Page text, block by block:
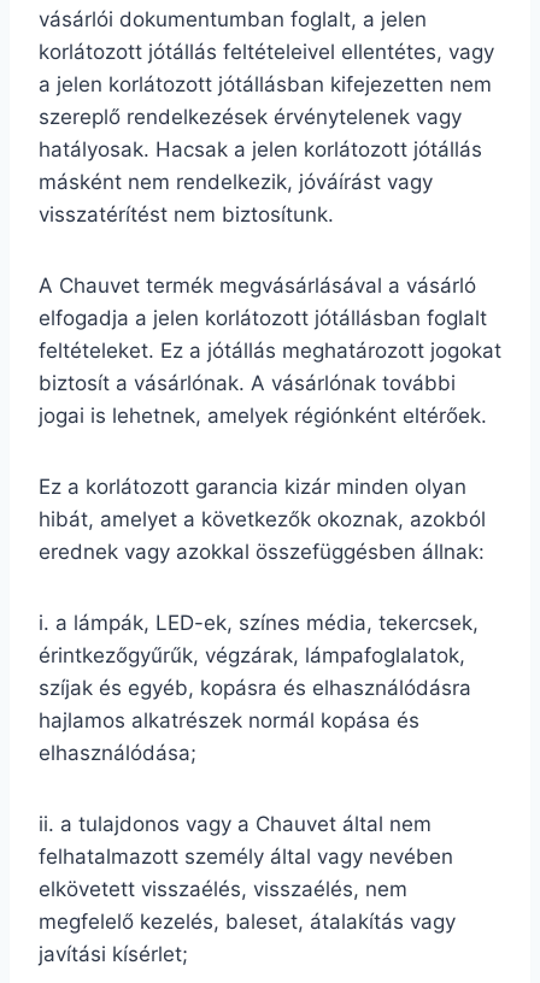
vásárlói dokumentumban foglalt, a jelen
korlátozott jótállás feltételeivel ellentétes, vagy
a jelen korlátozott jótállásban kifejezetten nem
szereplő rendelkezések érvénytelenek vagy
hatályosak. Hacsak a jelen korlátozott jótállás
másként nem rendelkezik, jóváírást vagy
visszatérítést nem biztosítunk.
A Chauvet termék megvásárlásával a vásárló
elfogadja a jelen korlátozott jótállásban foglalt
feltételeket. Ez a jótállás meghatározott jogokat
biztosít a vásárlónak. A vásárlónak további
jogai is lehetnek, amelyek régiónként eltérőek.
Ez a korlátozott garancia kizár minden olyan
hibát, amelyet a következők okoznak, azokból
erednek vagy azokkal összefüggésben állnak:
i. a lámpák, LED-ek, színes média, tekercsek,
érintkezőgyűrűk, végzárak, lámpafoglalatok,
szíjak és egyéb, kopásra és elhasználódásra
hajlamos alkatrészek normál kopása és
elhasználódása;
ii. a tulajdonos vagy a Chauvet által nem
felhatalmazott személy által vagy nevében
elkövetett visszaélés, visszaélés, nem
megfelelő kezelés, baleset, átalakítás vagy
javítási kísérlet;